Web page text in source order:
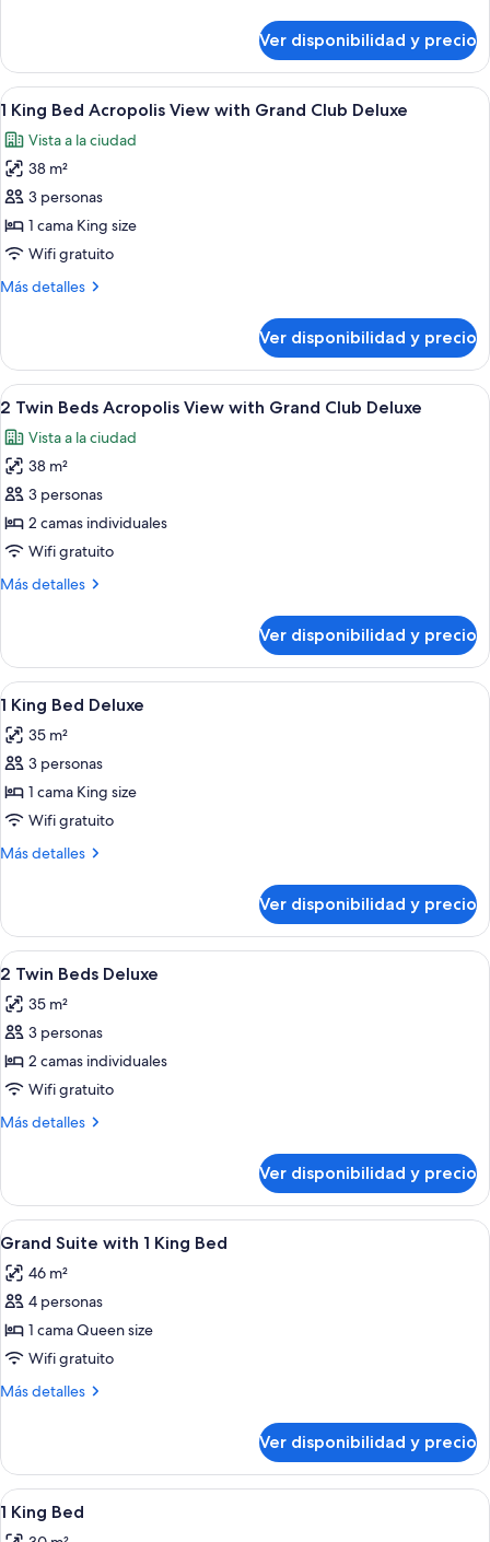
Acropolis
View
With
Grand
Club
Deluxe
King
Bed
Acropolis
With
Grand
Club
Deluxe
Ver disponibilidad y precio
Ver
todas
las
fotos
de
1
King
Acropolis
Grand
Club
Deluxe
Una habitación de hotel moderna
9
1 King Bed Acropolis View with Grand Club Deluxe
Vista a la ciudad
38 m²
3 personas
1 cama King size
Wifi gratuito
Más detalles
Más
King
Bed
Acropolis
with
Grand
Club
Deluxe
Ver disponibilidad y precio
Ver
todas
las
fotos
de
2
Twin
Acropolis
Grand
Club
Deluxe
Una habitación de hotel moderna
10
2 Twin Beds Acropolis View with Grand Club Deluxe
Vista a la ciudad
38 m²
3 personas
2 camas individuales
Wifi gratuito
Más detalles
Más
Twin
Beds
Acropolis
with
Grand
Deluxe
Ver disponibilidad y precio
Ver
todas
las
fotos
de
1
King
Una habitación de hotel con una
5
1 King Bed Deluxe
35 m²
3 personas
1 cama King size
Wifi gratuito
Más detalles
Más
King
Bed
Deluxe
Ver disponibilidad y precio
Ver
todas
las
fotos
de
2
Twin
Habitación de hotel con dos camas,
5
2 Twin Beds Deluxe
35 m²
3 personas
2 camas individuales
Wifi gratuito
Más detalles
Más
Twin
Beds
Deluxe
Ver disponibilidad y precio
Ver
todas
las
fotos
de
Grand
Suite
King
Bed
Una habitación de hotel moderna
4
Grand Suite with 1 King Bed
46 m²
4 personas
1 cama Queen size
Wifi gratuito
Más detalles
Más
Suite
with
1
Ver disponibilidad y precio
Ver
todas
Un dormitorio con pared de paneles
5
1 King Bed